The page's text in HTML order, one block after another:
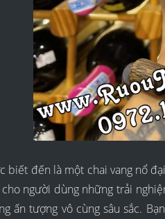
biết đến là một chai vang nổ
người dùng những trải
ấn tượng vô cùng sâu sắc.